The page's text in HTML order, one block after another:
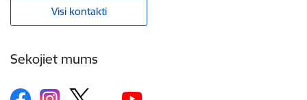
Visi kontakti
Sekojiet mums